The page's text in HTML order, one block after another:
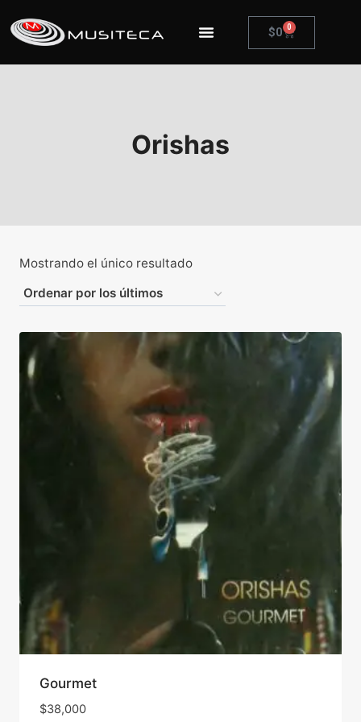
$0 0
Orishas
Mostrando el único resultado
Gourmet
$38,000